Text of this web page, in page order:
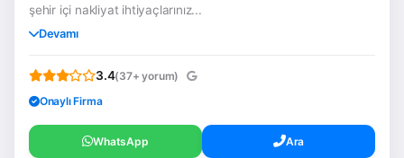
şehir içi nakliyat ihtiyaçlarınız...
Devamı
3.4(37+ yorum)
Onaylı Firma
WhatsApp Ara